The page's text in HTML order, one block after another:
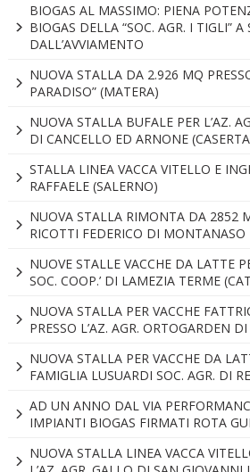
BIOGAS AL MASSIMO: PIENA
BIOGAS DELLA “SOC. AGR. I TIGLI” A
DALL’AVVIAMENTO
NUOVA STALLA DA 2.926 MQ
PARADISO” (MATERA)
NUOVA STALLA BUFALE PER L’AZ.
DI CANCELLO ED ARNONE
STALLA LINEA VACCA VITELLO E
RAFFAELE (SALERNO)
NUOVA STALLA RIMONTA DA 2852
RICOTTI FEDERICO DI
NUOVE STALLE VACCHE DA LATTE
SOC. COOP.’ DI LAMEZIA TERME
NUOVA STALLA PER VACCHE
PRESSO L’AZ. AGR. ORTOGARDEN
NUOVA STALLA PER VACCHE DA
FAMIGLIA LUSUARDI SOC. AGR. DI
AD UN ANNO DAL VIA
IMPIANTI BIOGAS FIRMATI ROTA
NUOVA STALLA LINEA VACCA